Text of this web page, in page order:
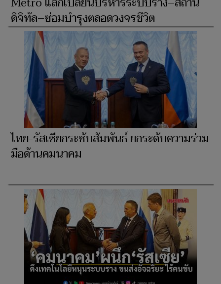
ดิจิทัล–ซ่อมบำรุงตลอดวงจรชีวิต
ไทย-รัสเซียกระชับสัมพันธ์ ยกระดับความร่วม
มือด้านคมนาคม